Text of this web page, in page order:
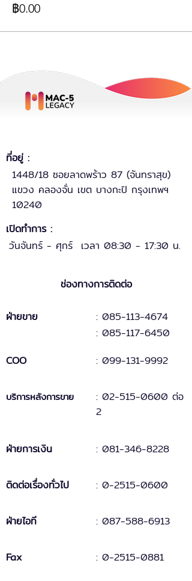
฿0.00
ที่อยู่ :
1448/18 ซอยลาดพร้าว 87 (จันทราสุข)
แขวง คลองจั่น เขต บางกะปิ กรุงเทพฯ
10240
เปิดทำการ :
วันจันทร์ - ศุกร์ เวลา 08:30 - 17:30 น.
ช่องทางการติดต่อ
ฝ่ายขาย
: 085-113-4674
: 085-117-6450
COO
: 099-131-9992
บริการหลังการขาย : 02-515-0600 ต่อ
2
ฝ่ายการเงิน : 081-346-8228
ติดต่อเรื่องทั่วไป : 0-2515-0600
ฝ่ายไอที : 087-588-6913
Fax : 0-2515-0881